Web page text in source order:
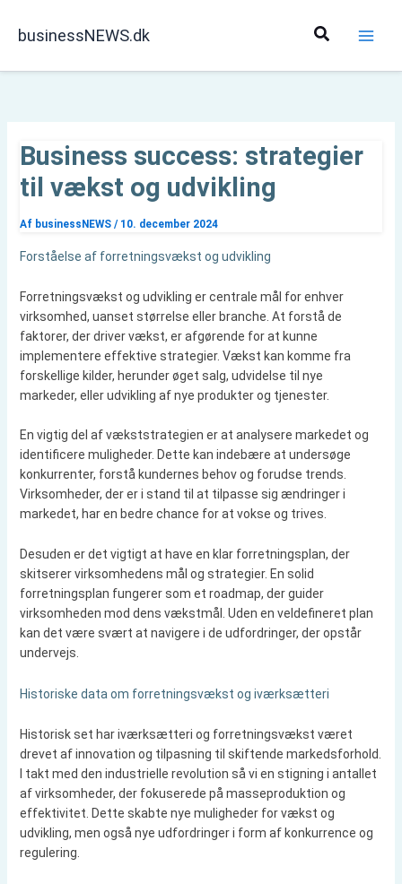
businessNEWS.dk Søg
Business success: strategier
til vækst og udvikling
Af businessNEWS / 10. december 2024
Forståelse af forretningsvækst og udvikling
Forretningsvækst og udvikling er centrale mål for enhver
virksomhed, uanset størrelse eller branche. At forstå de
faktorer, der driver vækst, er afgørende for at kunne
implementere effektive strategier. Vækst kan komme fra
forskellige kilder, herunder øget salg, udvidelse til nye
markeder, eller udvikling af nye produkter og tjenester.
En vigtig del af vækststrategien er at analysere markedet og
identificere muligheder. Dette kan indebære at undersøge
konkurrenter, forstå kundernes behov og forudse trends.
Virksomheder, der er i stand til at tilpasse sig ændringer i
markedet, har en bedre chance for at vokse og trives.
Desuden er det vigtigt at have en klar forretningsplan, der
skitserer virksomhedens mål og strategier. En solid
forretningsplan fungerer som et roadmap, der guider
virksomheden mod dens vækstmål. Uden en veldefineret plan
kan det være svært at navigere i de udfordringer, der opstår
undervejs.
Historiske data om forretningsvækst og iværksætteri
Historisk set har iværksætteri og forretningsvækst været
drevet af innovation og tilpasning til skiftende markedsforhold.
I takt med den industrielle revolution så vi en stigning i antallet
af virksomheder, der fokuserede på masseproduktion og
effektivitet. Dette skabte nye muligheder for vækst og
udvikling, men også nye udfordringer i form af konkurrence og
regulering.